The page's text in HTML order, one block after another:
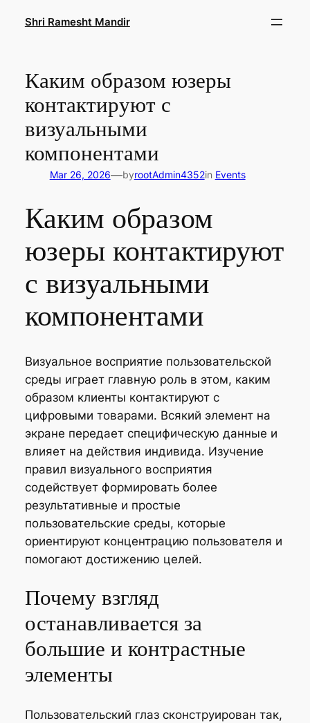
Shri Ramesht Mandir
Каким образом юзеры
контактируют с
визуальными
компонентами
Mar 26, 2026—byrootAdmin4352in Events
Каким образом
юзеры контактируют
с визуальными
компонентами
Визуальное восприятие пользовательской
среды играет главную роль в этом, каким
образом клиенты контактируют с
цифровыми товарами. Всякий элемент на
экране передает специфическую данные и
влияет на действия индивида. Изучение
правил визуального восприятия
содействует формировать более
результативные и простые
пользовательские среды, которые
ориентируют концентрацию пользователя и
помогают достижению целей.
Почему взгляд
останавливается за
большие и контрастные
элементы
Пользовательский глаз сконструирован так,